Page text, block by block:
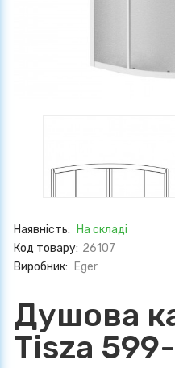
Наявність:
На складі
Код товару: 26107
Виробник:
Eger
Душова
Tisza